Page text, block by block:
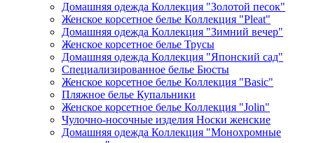
Домашняя одежда Коллекция "Золотой песок"
Женское корсетное белье Коллекция "Pleat"
Домашняя одежда Коллекция "Зимний вечер"
Женское корсетное белье Трусы
Домашняя одежда Коллекция "Японский сад"
Специализированное белье Бюсты
Женское корсетное белье Коллекция "Basic"
Пляжное белье Купальники
Женское корсетное белье Коллекция "Jolin"
Чулочно-носочные изделия Носки женские
Домашняя одежда Коллекция "Монохромные